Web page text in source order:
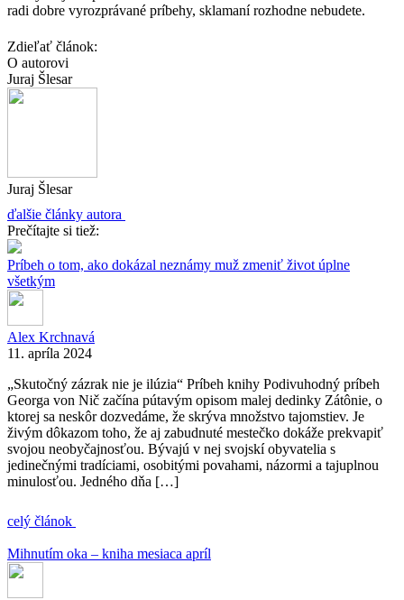
radi dobre vyrozprávané príbehy, sklamaní rozhodne nebudete.
Zdieľať článok:
O autorovi
Juraj Šlesar
Juraj Šlesar
ďalšie články autora
Prečítajte si tiež:
Príbeh o tom, ako dokázal neznámy muž zmeniť život úplne
všetkým
Alex Krchnavá
11. apríla 2024
„Skutočný zázrak nie je ilúzia“ Príbeh knihy Podivuhodný príbeh
Georga von Nič začína pútavým opisom malej dedinky Zátônie, o
ktorej sa neskôr dozvedáme, že skrýva množstvo tajomstiev. Je
živým dôkazom toho, že aj zabudnuté mestečko dokáže prekvapiť
svojou neobyčajnosťou. Bývajú v nej svojskí obyvatelia s
jedinečnými tradíciami, osobitými povahami, názormi a tajuplnou
minulosťou. Jedného dňa […]
celý článok
Mihnutím oka – kniha mesiaca apríl